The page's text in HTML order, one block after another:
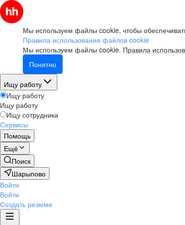
Мы используем файлы cookie, чтобы
Правила использования файлов cookie
Мы используем файлы cookie. Правила
Понятно
Ищу работу
Ищу работу
Ищу работу
Ищу сотрудника
Сервисы
Помощь
Ещё
Поиск
Шарыпово
Войти
Войти
Создать резюме